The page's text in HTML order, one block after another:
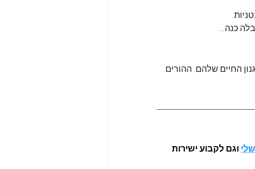
כנה...
החיים שלהם. ההורים
וגם לקבוע ישירות